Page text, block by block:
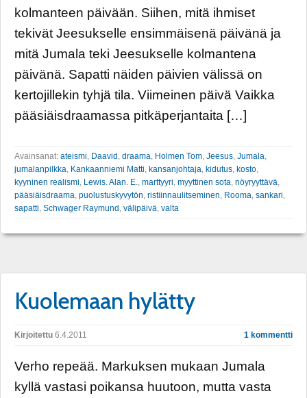
kolmanteen päivään. Siihen, mitä ihmiset
tekivät Jeesukselle ensimmäisenä päivänä ja
mitä Jumala teki Jeesukselle kolmantena
päivänä. Sapatti näiden päivien välissä on
kertojillekin tyhjä tila. Viimeinen päivä Vaikka
pääsiäisdraamassa pitkäperjantaita […]
Avainsanat: ateismi Daavid draama Holmen Tom Jeesus Jumala
jumalanpilkka Kankaanniemi Matti kansanjohtaja kidutus kosto
kyyninen realismi Lewis. Alan. E. marttyyri myyttinen sota nöyryyttävä
pääsiäisdraama puolustuskyvytön ristiinnaulitseminen Rooma sankari
sapatti Schwager Raymund välipäivä valta
Kuolemaan hylätty
Kirjoitettu 6.4.2011 1 kommentti
Verho repeää. Markuksen mukaan Jumala
kyllä vastasi poikansa huutoon, mutta vasta